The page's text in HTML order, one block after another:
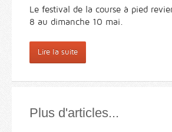
Le festival de la course à pied
8 au dimanche 10 mai.
Lire la suite
Plus d'articles...